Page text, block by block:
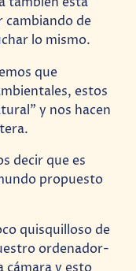
cambiando de
lo mismo.
que
estos
y nos hacen
decir que es
propuesto
quisquilloso de
ordenador-